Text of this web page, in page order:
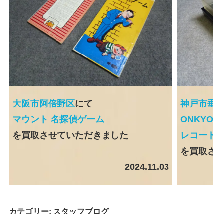
大阪市阿倍野区にて
マウント 名探偵ゲーム
を買取させていただきました
2024.11.03
神戸市垂
ONKYO
レコード
を買取さ
カテゴリー: スタッフブログ